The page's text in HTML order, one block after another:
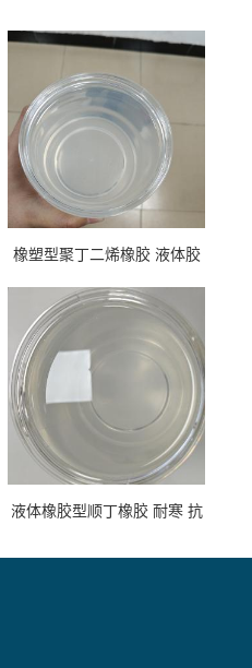
橡塑型聚丁二烯橡胶 液体胶
专用
液体橡胶型顺丁橡胶 耐寒 抗